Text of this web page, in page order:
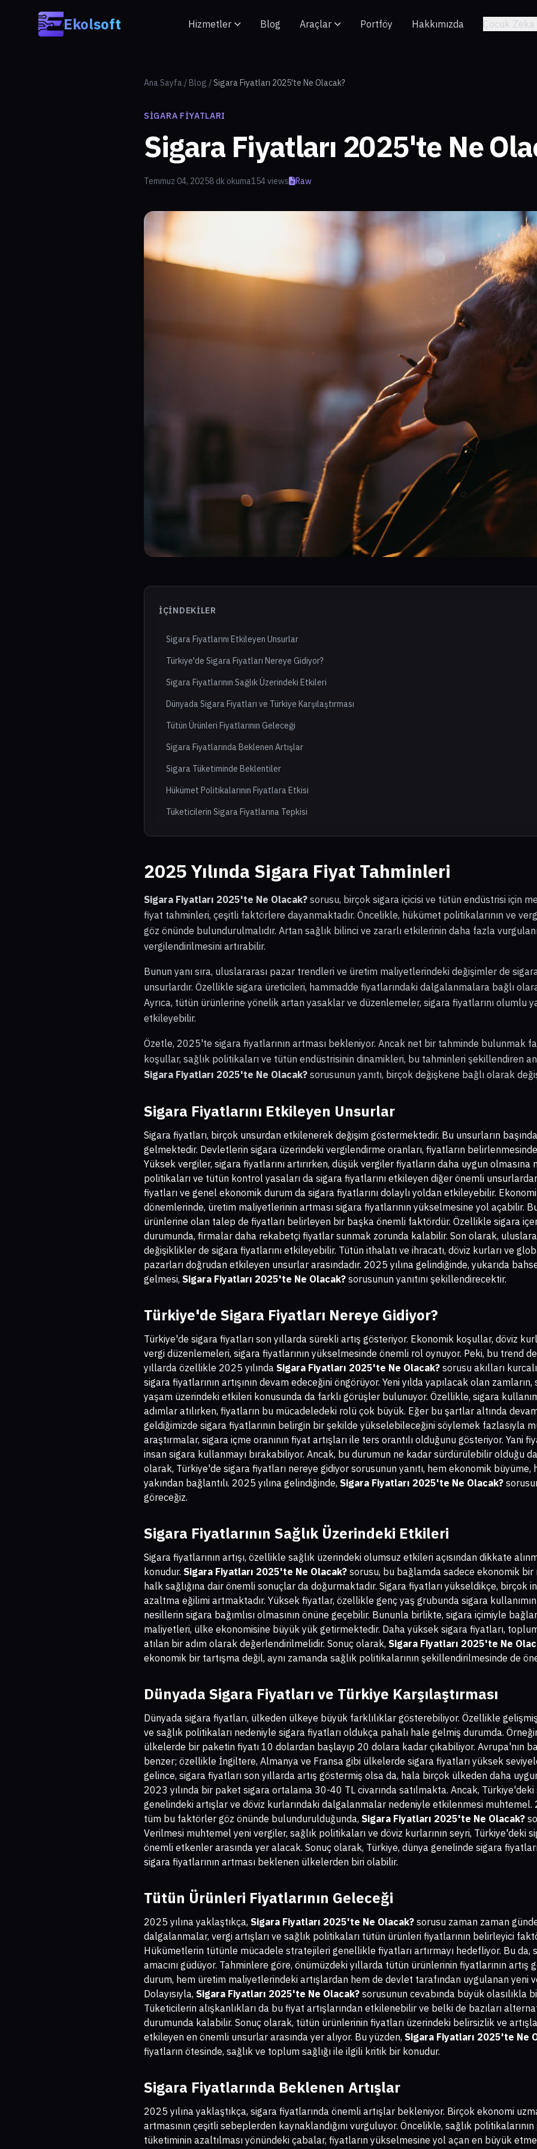
Ekolsoft Hizmetler Blog Araçlar Portföy Hakkımızda Çocuk Zeka
Ana Sayfa / Blog /Sigara Fiyatları 2025'te Ne Olacak?
SIGARA FIYATLARI
Sigara Fiyatları 2025'te Ne
Temmuz 04, 20258 dk okuma154 views Raw
İÇINDEKILER
Sigara Fiyatlarını Etkileyen Unsurlar
Türkiye'de Sigara Fiyatları Nereye Gidiyor?
Sigara Fiyatlarının Sağlık Üzerindeki Etkileri
Dünyada Sigara Fiyatları ve Türkiye Karşılaştırması
Tütün Ürünleri Fiyatlarının Geleceği
Sigara Fiyatlarında Beklenen Artışlar
Sigara Tüketiminde Beklentiler
Hükümet Politikalarının Fiyatlara Etkisi
Tüketicilerin Sigara Fiyatlarına Tepkisi
2025 Yılında Sigara Fiyat Tahminleri
Sigara Fiyatları 2025'te Ne Olacak? sorusu, birçok sigara içicisi ve tütün endüstrisi için
fiyat tahminleri, çeşitli faktörlere dayanmaktadır. Öncelikle, hükümet politikalarının ve
göz önünde bulundurulmalıdır. Artan sağlık bilinci ve zararlı etkilerinin daha fazla
vergilendirilmesini artırabilir.
Bunun yanı sıra, uluslararası pazar trendleri ve üretim maliyetlerindeki değişimler de
unsurlardır. Özellikle sigara üreticileri, hammadde fiyatlarındaki dalgalanmalara bağlı
Ayrıca, tütün ürünlerine yönelik artan yasaklar ve düzenlemeler, sigara fiyatlarını olumlu
etkileyebilir.
Özetle, 2025'te sigara fiyatlarının artması bekleniyor. Ancak net bir tahminde bulunmak
koşullar, sağlık politikaları ve tütün endüstrisinin dinamikleri, bu tahminleri şekillendiren
Sigara Fiyatları 2025'te Ne Olacak? sorusunun yanıtı, birçok değişkene bağlı olarak
Sigara Fiyatlarını Etkileyen Unsurlar
Sigara fiyatları, birçok unsurdan etkilenerek değişim göstermektedir. Bu unsurların
gelmektedir. Devletlerin sigara üzerindeki vergilendirme oranları, fiyatların
Yüksek vergiler, sigara fiyatlarını artırırken, düşük vergiler fiyatların daha uygun olmasına
politikaları ve tütün kontrol yasaları da sigara fiyatlarını etkileyen diğer önemli
fiyatları ve genel ekonomik durum da sigara fiyatlarını dolaylı yoldan etkileyebilir.
dönemlerinde, üretim maliyetlerinin artması sigara fiyatlarının yükselmesine yol açabilir.
ürünlerine olan talep de fiyatları belirleyen bir başka önemli faktördür. Özellikle sigara
durumunda, firmalar daha rekabetçi fiyatlar sunmak zorunda kalabilir. Son olarak,
değişiklikler de sigara fiyatlarını etkileyebilir. Tütün ithalatı ve ihracatı, döviz kurları ve
pazarları doğrudan etkileyen unsurlar arasındadır. 2025 yılına gelindiğinde, yukarıda
gelmesi, Sigara Fiyatları 2025'te Ne Olacak? sorusunun yanıtını şekillendirecektir.
Türkiye'de Sigara Fiyatları Nereye Gidiyor?
Türkiye'de sigara fiyatları son yıllarda sürekli artış gösteriyor. Ekonomik koşullar, döviz
vergi düzenlemeleri, sigara fiyatlarının yükselmesinde önemli rol oynuyor. Peki, bu trend
yıllarda özellikle 2025 yılında Sigara Fiyatları 2025'te Ne Olacak? sorusu akılları
sigara fiyatlarının artışının devam edeceğini öngörüyor. Yeni yılda yapılacak olan
yaşam üzerindeki etkileri konusunda da farklı görüşler bulunuyor. Özellikle, sigara
adımlar atılırken, fiyatların bu mücadeledeki rolü çok büyük. Eğer bu şartlar altında
geldiğimizde sigara fiyatlarının belirgin bir şekilde yükselebileceğini söylemek fazlasıyla
araştırmalar, sigara içme oranının fiyat artışları ile ters orantılı olduğunu gösteriyor. Yani
insan sigara kullanmayı bırakabiliyor. Ancak, bu durumun ne kadar sürdürülebilir olduğu
olarak, Türkiye'de sigara fiyatları nereye gidiyor sorusunun yanıtı, hem ekonomik büyüme,
yakından bağlantılı. 2025 yılına gelindiğinde, Sigara Fiyatları 2025'te Ne Olacak?
göreceğiz.
Sigara Fiyatlarının Sağlık Üzerindeki Etkileri
Sigara fiyatlarının artışı, özellikle sağlık üzerindeki olumsuz etkileri açısından dikkate
konudur. Sigara Fiyatları 2025'te Ne Olacak? sorusu, bu bağlamda sadece ekonomik bir
halk sağlığına dair önemli sonuçlar da doğurmaktadır. Sigara fiyatları yükseldikçe, birçok
azaltma eğilimi artmaktadır. Yüksek fiyatlar, özellikle genç yaş grubunda sigara
nesillerin sigara bağımlısı olmasının önüne geçebilir. Bununla birlikte, sigara içimiyle
maliyetleri, ülke ekonomisine büyük yük getirmektedir. Daha yüksek sigara fiyatları, toplum
atılan bir adım olarak değerlendirilmelidir. Sonuç olarak, Sigara Fiyatları 2025'te Ne
ekonomik bir tartışma değil, aynı zamanda sağlık politikalarının şekillendirilmesinde de
Dünyada Sigara Fiyatları ve Türkiye Karşılaştırması
Dünyada sigara fiyatları, ülkeden ülkeye büyük farklılıklar gösterebiliyor. Özellikle
ve sağlık politikaları nedeniyle sigara fiyatları oldukça pahalı hale gelmiş durumda.
ülkelerde bir paketin fiyatı 10 dolardan başlayıp 20 dolara kadar çıkabiliyor. Avrupa'nın
benzer; özellikle İngiltere, Almanya ve Fransa gibi ülkelerde sigara fiyatları yüksek
gelince, sigara fiyatları son yıllarda artış göstermiş olsa da, hala birçok ülkeden daha
2023 yılında bir paket sigara ortalama 30-40 TL civarında satılmakta. Ancak, Türkiye'deki
genelindeki artışlar ve döviz kurlarındaki dalgalanmalar nedeniyle etkilenmesi muhtemel.
tüm bu faktörler göz önünde bulundurulduğunda, Sigara Fiyatları 2025'te Ne Olacak?
Verilmesi muhtemel yeni vergiler, sağlık politikaları ve döviz kurlarının seyri, Türkiye'deki
önemli etkenler arasında yer alacak. Sonuç olarak, Türkiye, dünya genelinde sigara
sigara fiyatlarının artması beklenen ülkelerden biri olabilir.
Tütün Ürünleri Fiyatlarının Geleceği
2025 yılına yaklaştıkça, Sigara Fiyatları 2025'te Ne Olacak? sorusu zaman zaman
dalgalanmalar, vergi artışları ve sağlık politikaları tütün ürünleri fiyatlarının belirleyici
Hükümetlerin tütünle mücadele stratejileri genellikle fiyatları artırmayı hedefliyor. Bu da,
amacını güdüyor. Tahminlere göre, önümüzdeki yıllarda tütün ürünlerinin fiyatlarının artış
durum, hem üretim maliyetlerindeki artışlardan hem de devlet tarafından uygulanan yeni
Dolayısıyla, Sigara Fiyatları 2025'te Ne Olacak? sorusunun cevabında büyük olasılıkla
Tüketicilerin alışkanlıkları da bu fiyat artışlarından etkilenebilir ve belki de bazıları
durumunda kalabilir. Sonuç olarak, tütün ürünlerinin fiyatları üzerindeki belirsizlik ve
etkileyen en önemli unsurlar arasında yer alıyor. Bu yüzden, Sigara Fiyatları 2025'te Ne
fiyatların ötesinde, sağlık ve toplum sağlığı ile ilgili kritik bir konudur.
Sigara Fiyatlarında Beklenen Artışlar
2025 yılına yaklaştıkça, sigara fiyatlarında önemli artışlar bekleniyor. Birçok ekonomi
artmasının çeşitli sebeplerden kaynaklandığını vurguluyor. Öncelikle, sağlık
tüketiminin azaltılması yönündeki çabalar, fiyatların yükselmesine yol açan en büyük